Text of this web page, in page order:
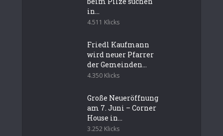
in...
4.511 Klicks
Friedl Kaufmann
wird neuer Pfarrer
der Gemeinden...
4.350 Klicks
Große Neueröffnung
am 7. Juni – Corner
House in...
3.252 Klicks